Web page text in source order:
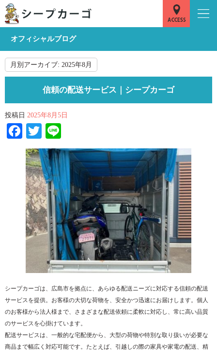
オフィシャルブログ
月別アーカイブ: 2025年8月
信頼の配送サービス｜シープカーゴ
投稿日 2025年8月5日
Facebook
Twitter
シープカーゴは、広島市を拠点に、あらゆる配送ニーズに対応する信頼の配送
サービスを提供。お客様の大切な荷物を、安全かつ迅速にお届けします。個人
のお客様から法人様まで、さまざまな配送依頼に柔軟に対応し、常に高い品質
のサービスを心掛けています。
配送サービスは、一般的な宅配便から、大型の荷物や特別な取り扱いが必要な
商品まで幅広く対応可能です。たとえば、引越しの際の家具や家電の配送、精